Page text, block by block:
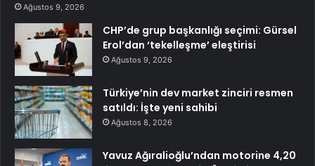
Ağustos 9, 2026
CHP’de grup başkanlığı seçimi: Gürsel
Erol’dan ‘tekelleşme’ eleştirisi
Ağustos 9, 2026
Türkiye’nin dev market zinciri resmen
satıldı: İşte yeni sahibi
Ağustos 8, 2026
Yavuz Ağıralioğlu’ndan motorine 4,20